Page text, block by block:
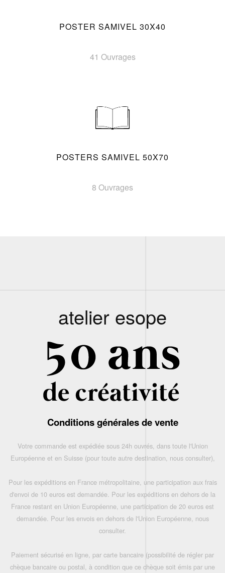
POSTER SAMIVEL 30X40
41 Ouvrages
POSTERS SAMIVEL 50X70
8 Ouvrages
atelier esope
Conditions générales de vente
Votre commande est expédiée sous 24h ouvrés, dans toute l'Union
Européenne et en Suisse (pour toute autre destination, nous consulter),
Pour les expéditions en France métropolitaine, une participation aux frais
d'envoi de 10 euros est demandée. Pour les expéditions en dehors de la
France restant en Union Européenne, une participation de 20 euros est
demandée. Pour les envois en dehors de l'Union Européenne, nous
consulter.
Paiement sécurisé en ligne, par carte bancaire (possibilité de régler par
chèque bancaire ou postal, à condition que ce chèque soit émis par une